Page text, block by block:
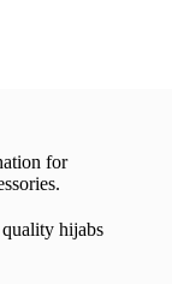
for
hijabs